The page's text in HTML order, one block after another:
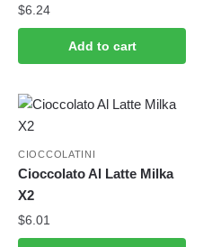
$6.24
Add to cart
CIOCCOLATINI
Cioccolato Al Latte Milka
X2
$6.01